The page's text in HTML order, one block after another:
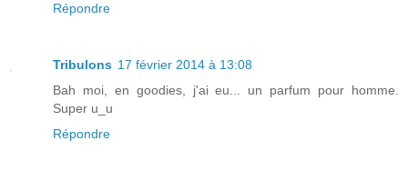
Répondre
Tribulons 17 février 2014 à 13:08
Bah moi, en goodies, j'ai eu... un parfum pour homme.
Super u_u
Répondre